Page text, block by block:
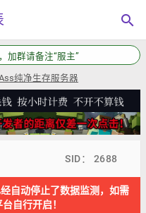
search
加群请备注“服主”
纯净生存服务器
SID： 2688
自动停止了数据监测，如需
自行开启！